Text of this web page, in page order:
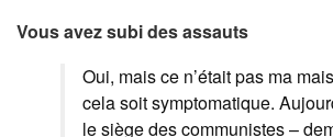
Vous avez subi des assauts
Oui, mais ce n’était pas ma
cela soit symptomatique.
le siège des communistes –